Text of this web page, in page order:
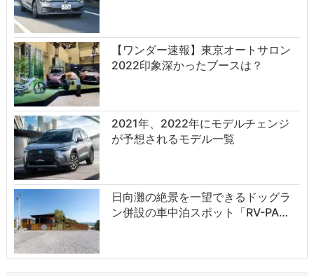
【ワンダー速報】東京オートサロン
2022印象深かったブースは？
2021年、2022年にモデルチェンジ
が予想されるモデル一覧
日向灘の絶景を一望できるドッグラ
ン併設の車中泊スポット「RV-PA…